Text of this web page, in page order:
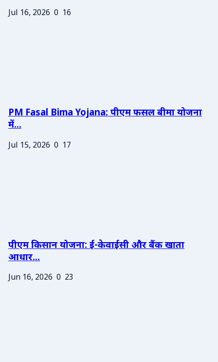
Jul 16, 2026 0 16
PM Fasal Bima Yojana: पीएम फसल बीमा योजना
में...
Jul 15, 2026 0 17
पीएम किसान योजना: ई-केवाईसी और बैंक खाता
आधार...
Jun 16, 2026 0 23